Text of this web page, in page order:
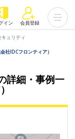
イン 会員登録
ュリティ
IDCフロンティア）
詳細・事例一